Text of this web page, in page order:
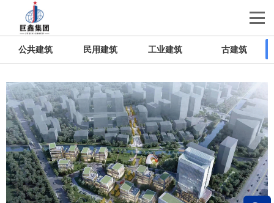
公共建筑 民用建筑 工业建筑 古建筑